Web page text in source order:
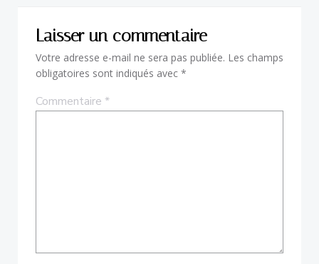
Laisser un commentaire
Votre adresse e-mail ne sera pas publiée. Les champs
obligatoires sont indiqués avec *
Commentaire *